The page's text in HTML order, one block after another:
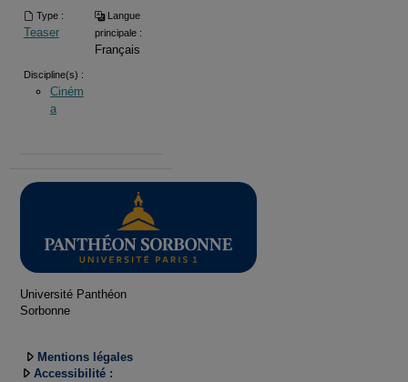
Type :
Teaser
Langue
principale :
Français
Discipline(s) :
Ciném
a
Université Panthéon
Sorbonne
Mentions légales
Accessibilité :